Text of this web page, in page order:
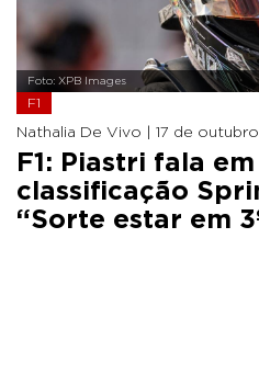
Foto: XPB Images
F1
Nathalia De Vivo | 17 de
F1: Piastri fala
classificação
“Sorte estar em